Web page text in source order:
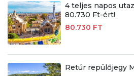
4 teljes napos
80.730 Ft-ért!
80.730 FT
Retúr repülőjegy